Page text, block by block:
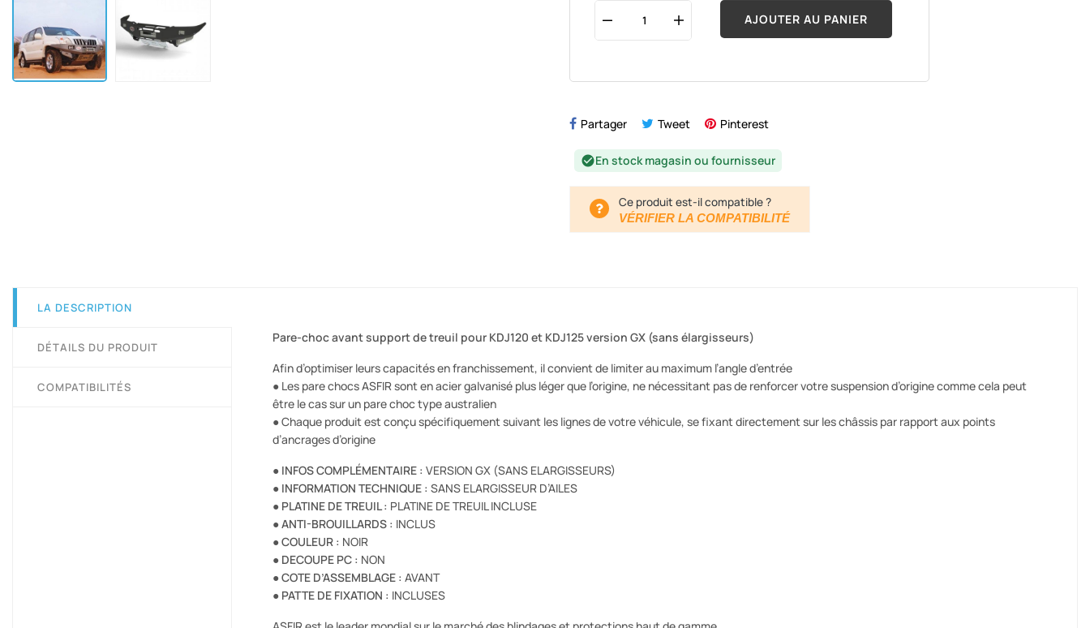
AJOUTER AU PANIER
Partager Tweet Pinterest
check_circleEn stock magasin ou fournisseur
Ce produit est-il compatible ?
VÉRIFIER LA COMPATIBILITÉ
LA DESCRIPTION
DÉTAILS DU PRODUIT
COMPATIBILITÉS
Pare-choc avant support de treuil pour KDJ120 et KDJ125 version GX (sans élargisseurs)
Afin d’optimiser leurs capacités en franchissement, il convient de limiter au maximum l’angle d’entrée
● Les pare chocs ASFIR sont en acier galvanisé plus léger que l’origine, ne nécessitant pas de renforcer votre suspension d’origine comme cela peut
être le cas sur un pare choc type australien
● Chaque produit est conçu spécifiquement suivant les lignes de votre véhicule, se fixant directement sur les châssis par rapport aux points
d’ancrages d’origine
● INFOS COMPLÉMENTAIRE : VERSION GX (SANS ELARGISSEURS)
● INFORMATION TECHNIQUE : SANS ELARGISSEUR D’AILES
● PLATINE DE TREUIL : PLATINE DE TREUIL INCLUSE
●ANTI-BROUILLARDS : INCLUS
●COULEUR : NOIR
● DECOUPE PC : NON
●COTE D’ASSEMBLAGE : AVANT
● PATTE DE FIXATION : INCLUSES